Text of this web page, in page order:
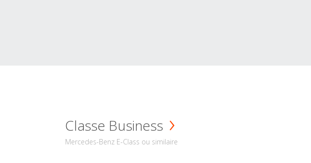
Classe Business
Mercedes-Benz E-Class ou similaire